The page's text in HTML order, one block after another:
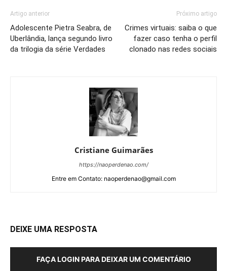
Artigo anterior
Adolescente Pietra Seabra, de
Uberlândia, lança segundo livro
da trilogia da série Verdades
Próximo artigo
Crimes virtuais: saiba o que
fazer caso tenha o perfil
clonado nas redes sociais
Cristiane Guimarães
https://naoperdenao.com/
Entre em Contato: naoperdenao@gmail.com
DEIXE UMA RESPOSTA
FAÇA LOGIN PARA DEIXAR UM COMENTÁRIO